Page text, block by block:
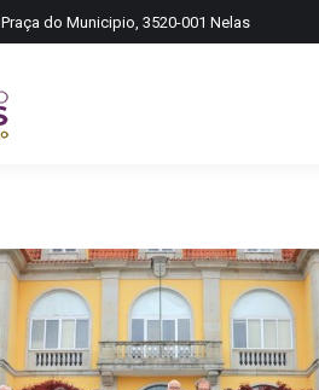
Praça do Municipio, 3520-001 Nelas